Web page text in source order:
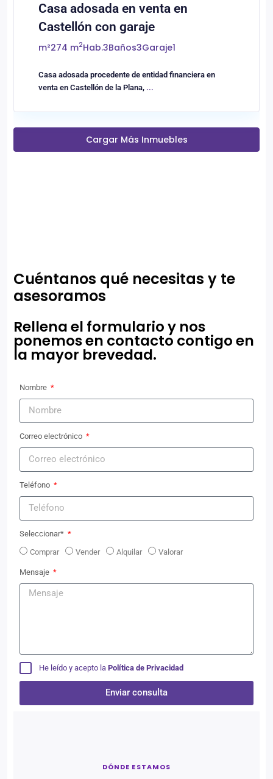
Casa adosada en venta en
Castellón con garaje
m²274 m2Hab.3Baños3Garaje1
Casa adosada procedente de entidad financiera en
venta en Castellón de la Plana, ...
Cargar Más Inmuebles
Cuéntanos qué necesitas y te
asesoramos
Rellena el formulario y nos
ponemos en contacto contigo en
la mayor brevedad.
Nombre
Correo electrónico
Teléfono
Seleccionar*
Comprar
Vender Alquilar Valorar
Mensaje
He leído y acepto la Política de Privacidad
Enviar consulta
DÓNDE ESTAMOS